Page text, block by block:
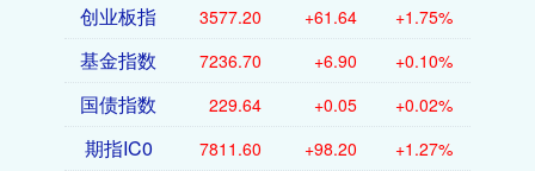
创业板指 3577.20 +61.64 +1.75%
基金指数 7236.70 +6.90 +0.10%
国债指数 229.64 +0.05 +0.02%
期指IC0 7811.60 +98.20 +1.27%